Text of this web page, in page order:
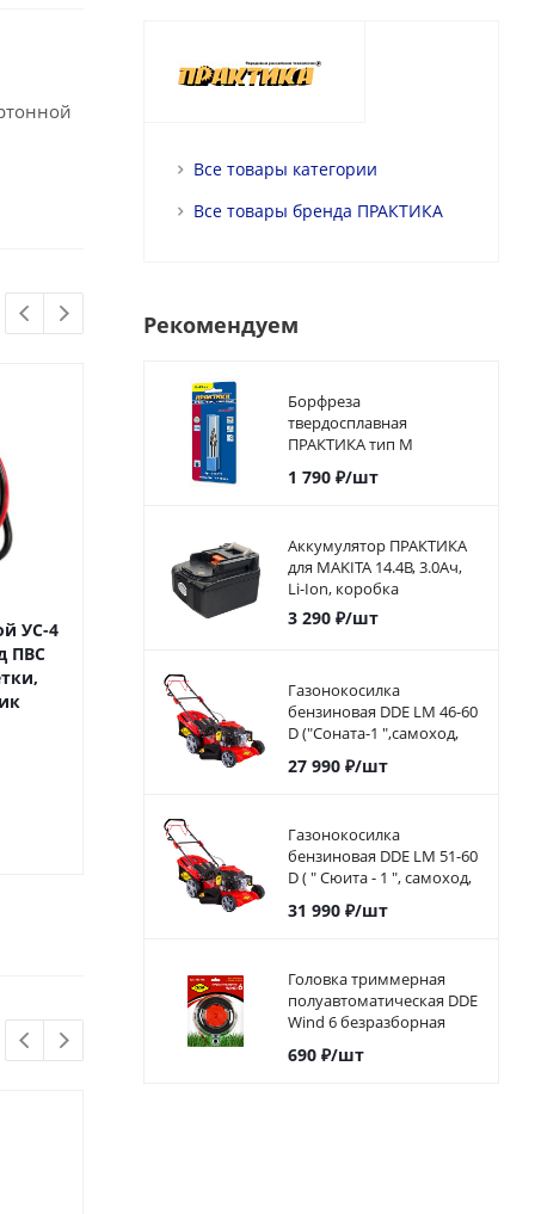
УС-4
ПВС
Удлинитель силовой УС-4
3х1,5 мм2, 4 розетки,
катушка пластик
Мало
5 490
катушка
Все товары категории
Все товары бренда ПРАКТИКА
Рекомендуем
Борфреза
твердосплавная
ПРАКТИКА тип M
коническая,12 х 25 мм,
хвостовик 6 мм
1 790₽/шт
Аккумулятор ПРАКТИКА
для MAKITA 14.4В, 3.0Ач,
Li-Ion, коробка
3 290₽/шт
Газонокосилка
бензиновая DDE LM 46-60
D ("Соната-1 ",самоход,
46cм, DDE 139 куб.см, 4л.с,
60л)
27 990₽/шт
Газонокосилка
бензиновая DDE LM 51-60
D ( " Сюита - 1 ", самоход,
51cм, DDE 173 куб.см.,
6л.с, 60л)
31 990₽/шт
Головка триммерная
полуавтоматическая DDE
Wind 6 безразборная
смена корда. левая ,10
мм, шаг1,25мм
690₽/шт